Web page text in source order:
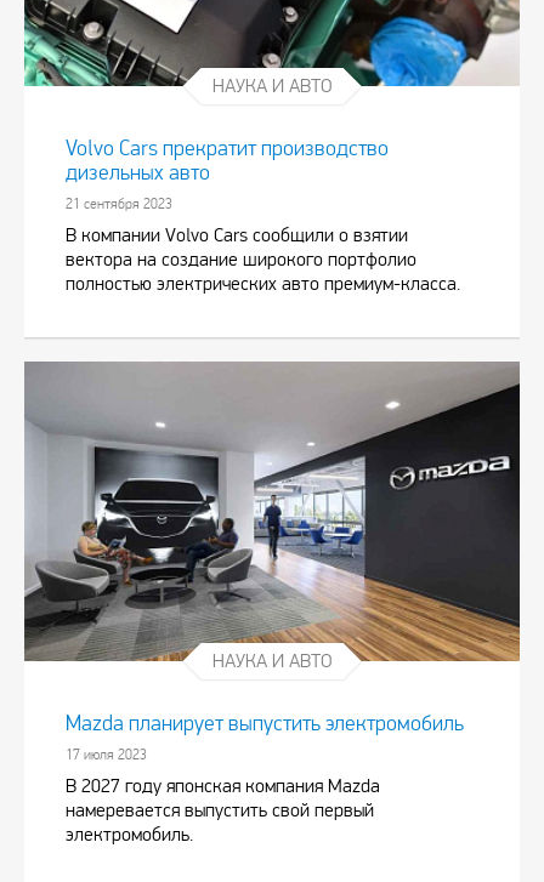
НАУКА И АВТО
Volvo Cars прекратит производство
дизельных авто
21 сентября 2023
В компании Volvo Cars сообщили о взятии
вектора на создание широкого портфолио
полностью электрических авто премиум-класса.
НАУКА И АВТО
Mazda планирует выпустить электромобиль
17 июля 2023
В 2027 году японская компания Mazda
намеревается выпустить свой первый
электромобиль.